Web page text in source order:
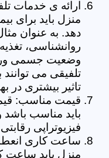
ارائه ی خدمات
منزل باید برای
دهد. به عنوان
روانشناسی،
وضعیت جسمی
تلفیقی می
تاثیر بیشتری در
قیمت مناسب:
باید مناسب باشد
فیزیوتراپی
ساعت کاری
منزل باید ساعت